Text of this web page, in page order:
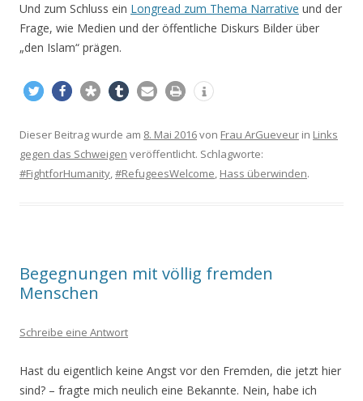
Und zum Schluss ein Longread zum Thema Narrative und der
Frage, wie Medien und der öffentliche Diskurs Bilder über
„den Islam“ prägen.
Dieser Beitrag wurde am 8. Mai 2016von Frau ArGueveur in Links
gegen das Schweigen veröffentlicht. Schlagworte:
#FightforHumanity,#RefugeesWelcome, Hass überwinden.
Begegnungen mit völlig fremden
Menschen
Schreibe eine Antwort
Hast du eigentlich keine Angst vor den Fremden, die jetzt hier
sind? – fragte mich neulich eine Bekannte. Nein, habe ich